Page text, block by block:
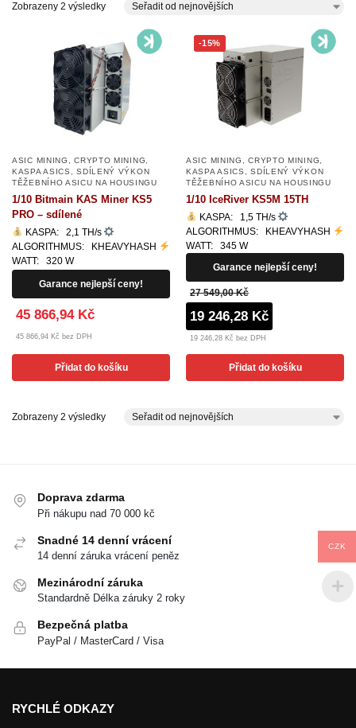
Zobrazeny 2 výsledky
ASIC MINING ,CRYPTO MINING,
KASPA ASICS ,SDÍLENÝ VÝKON
TĚŽEBNÍHO ASICU NA HOUSINGU
1/10 Bitmain KAS Miner KS5
PRO – sdílené
KASPA: 2,1 TH/s
ALGORITHMUS: KHEAVYHASH
WATT: 320 W
Garance nejlepší ceny!
45 866,94 Kč
45 866,94 Kč bez DPH
Přidat do košíku
-15%
ASIC MINING ,CRYPTO MINING,
KASPA ASICS ,SDÍLENÝ VÝKON
TĚŽEBNÍHO ASICU NA HOUSINGU
1/10 IceRiver KS5M 15TH
KASPA: 1,5 TH/s
ALGORITHMUS: KHEAVYHASH
WATT: 345 W
Garance nejlepší ceny!
27 549,00 Kč
19 246,28 Kč
19 246,28 Kč bez DPH
Přidat do košíku
Zobrazeny 2 výsledky
Doprava zdarma
Při nákupu nad 70 000 kč
Snadné 14 denní vrácení
14 denní záruka vrácení peněz
Mezinárodní záruka
Standardně Délka záruky 2 roky
Bezpečná platba
PayPal / MasterCard / Visa
RYCHLÉ ODKAZY
CZK